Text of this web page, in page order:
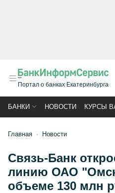
Портал о банках Екатеринбурга
БАНКИ НОВОСТИ КУРСЫ
Главная Новости
Связь-Банк
линию ОАО
объеме 130 млн